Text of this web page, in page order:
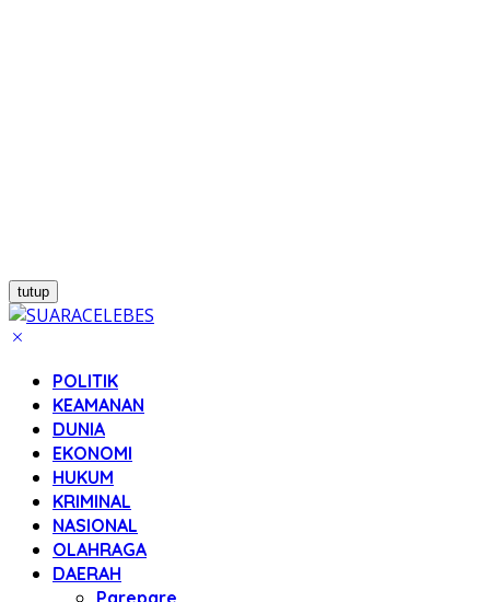
tutup
POLITIK
KEAMANAN
DUNIA
EKONOMI
HUKUM
KRIMINAL
NASIONAL
OLAHRAGA
DAERAH
Parepare